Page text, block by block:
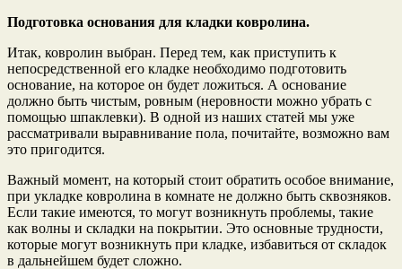
Подготовка основания для кладки ковролина.
Итак, ковролин выбран. Перед тем, как приступить к
непосредственной его кладке необходимо подготовить
основание, на которое он будет ложиться. А основание
должно быть чистым, ровным (неровности можно убрать с
помощью шпаклевки). В одной из наших статей мы уже
рассматривали выравнивание пола, почитайте, возможно вам
это пригодится.
Важный момент, на который стоит обратить особое внимание,
при укладке ковролина в комнате не должно быть сквозняков.
Если такие имеются, то могут возникнуть проблемы, такие
как волны и складки на покрытии. Это основные трудности,
которые могут возникнуть при кладке, избавиться от складок
в дальнейшем будет сложно.